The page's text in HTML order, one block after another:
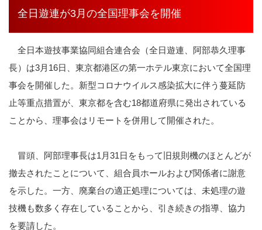
全日遊連が3月の全国理事会を開催
全日本遊技事業協同組合連合会（全日遊連、阿部恭久理事
長）は3月16日、東京都港区の第一ホテル東京において全国理
事会を開催した。新型コロナウイルス感染拡大に伴う 蔓延防
止等重点措置が、東京都を含む18都道府県に発出されている
ことから、理事会はリモートを併用して開催された。
冒頭、阿部理事長は1月31日をもって旧規則機のほとんどが
撤去されたことについて、組合員ホールおよび関係者に謝意
を示した。一方、廃棄台の適正処理については、未処理の遊
技機も数多く存在していることから、引き続きの指導、協力
を要請した。